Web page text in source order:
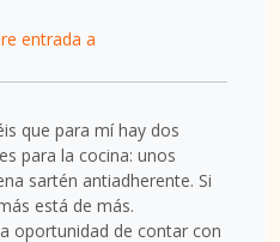
entrada a
que para mí hay dos
para la cocina: unos
sartén antiadherente. Si
está de más.
oportunidad de contar con